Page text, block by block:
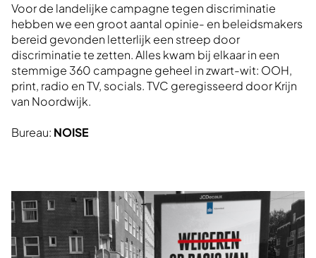
Voor de landelijke campagne tegen discriminatie
hebben we een groot aantal opinie- en beleidsmakers
bereid gevonden letterlijk een streep door
discriminatie te zetten. Alles kwam bij elkaar in een
stemmige 360 campagne geheel in zwart-wit: OOH,
print, radio en TV, socials. TVC geregisseerd door Krijn
van Noordwijk.
Bureau: NOISE